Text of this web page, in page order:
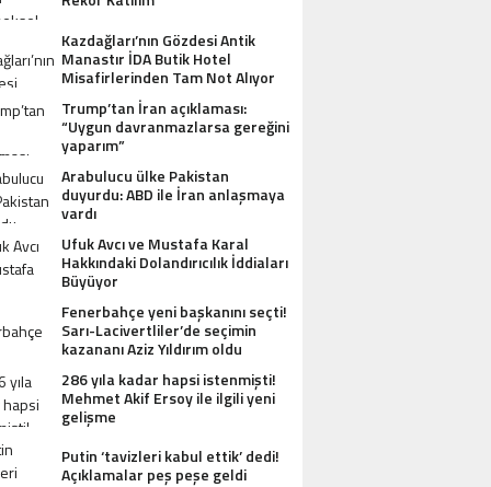
Kazdağları’nın Gözdesi Antik
Manastır İDA Butik Hotel
Misafirlerinden Tam Not Alıyor
Trump’tan İran açıklaması:
“Uygun davranmazlarsa gereğini
yaparım”
Arabulucu ülke Pakistan
duyurdu: ABD ile İran anlaşmaya
vardı
Ufuk Avcı ve Mustafa Karal
Hakkındaki Dolandırıcılık İddiaları
Büyüyor
Fenerbahçe yeni başkanını seçti!
Sarı-Lacivertliler’de seçimin
kazananı Aziz Yıldırım oldu
286 yıla kadar hapsi istenmişti!
Mehmet Akif Ersoy ile ilgili yeni
gelişme
Putin ‘tavizleri kabul ettik’ dedi!
Açıklamalar peş peşe geldi